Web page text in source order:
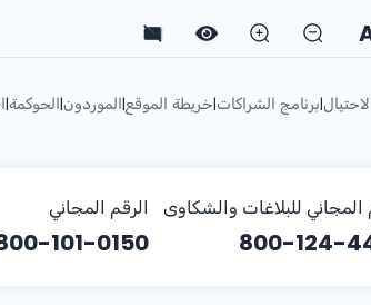
|برنامج الشراكات|خريطة الموقع|الموردون|الحوكمة|
المجاني للبلاغات والشكاوى
800-124-
الرقم المجاني
101-0150